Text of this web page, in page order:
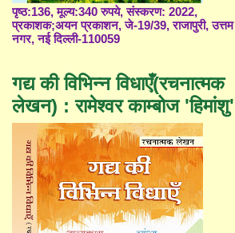
पृष्ठ:136, मूल्य:340 रुपये, संस्करण: 2022,
प्रकाशक;अयन प्रकाशन, जे-19/39, राजापुरी, उत्तम
नगर, नई दिल्ली-110059
गद्य की विभिन्न विधाएँ(रचनात्मक
लेखन) : रामेश्वर काम्बोज 'हिमांशु'